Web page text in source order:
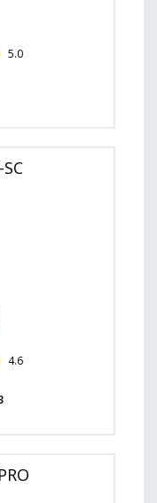
5.0
4.6